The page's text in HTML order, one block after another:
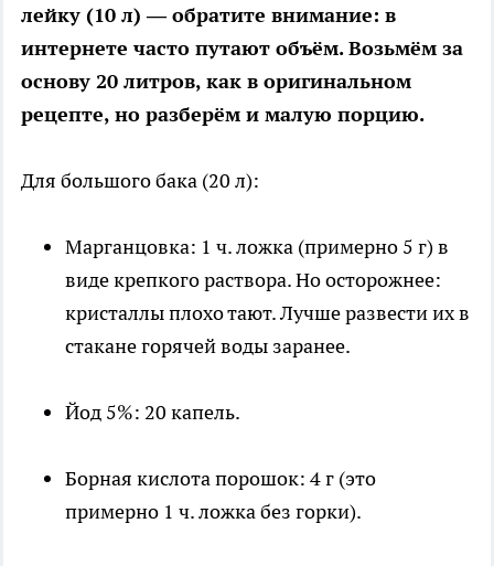
лейку (10 л) — обратите внимание: в
интернете часто путают объём. Возьмём за
основу 20 литров, как в оригинальном
рецепте, но разберём и малую порцию.
Для большого бака (20 л):
Марганцовка: 1 ч. ложка (примерно 5 г) в
виде крепкого раствора. Но осторожнее:
кристаллы плохо тают. Лучше развести их в
стакане горячей воды заранее.
Йод 5%: 20 капель.
Борная кислота порошок: 4 г (это
примерно 1 ч. ложка без горки).